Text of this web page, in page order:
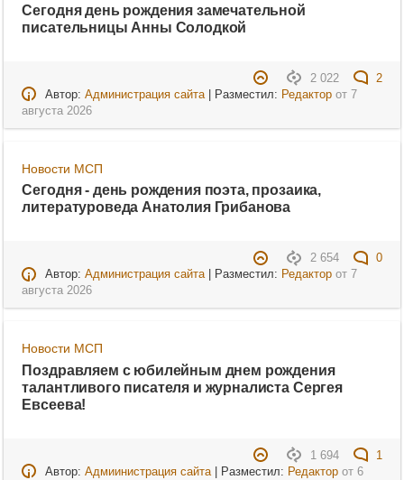
Сегодня день рождения замечательной
писательницы Анны Солодкой
2 022
2
Автор: Администрация сайта| Разместил: Редакторот 7
августа 2026
Новости МСП
Сегодня - день рождения поэта, прозаика,
литературоведа Анатолия Грибанова
2 654
0
Автор: Администрация сайта| Разместил: Редакторот 7
августа 2026
Новости МСП
Поздравляем с юбилейным днем рождения
талантливого писателя и журналиста Сергея
Евсеева!
1 694
1
Автор: Адмиинистрация сайта| Разместил: Редакторот 6